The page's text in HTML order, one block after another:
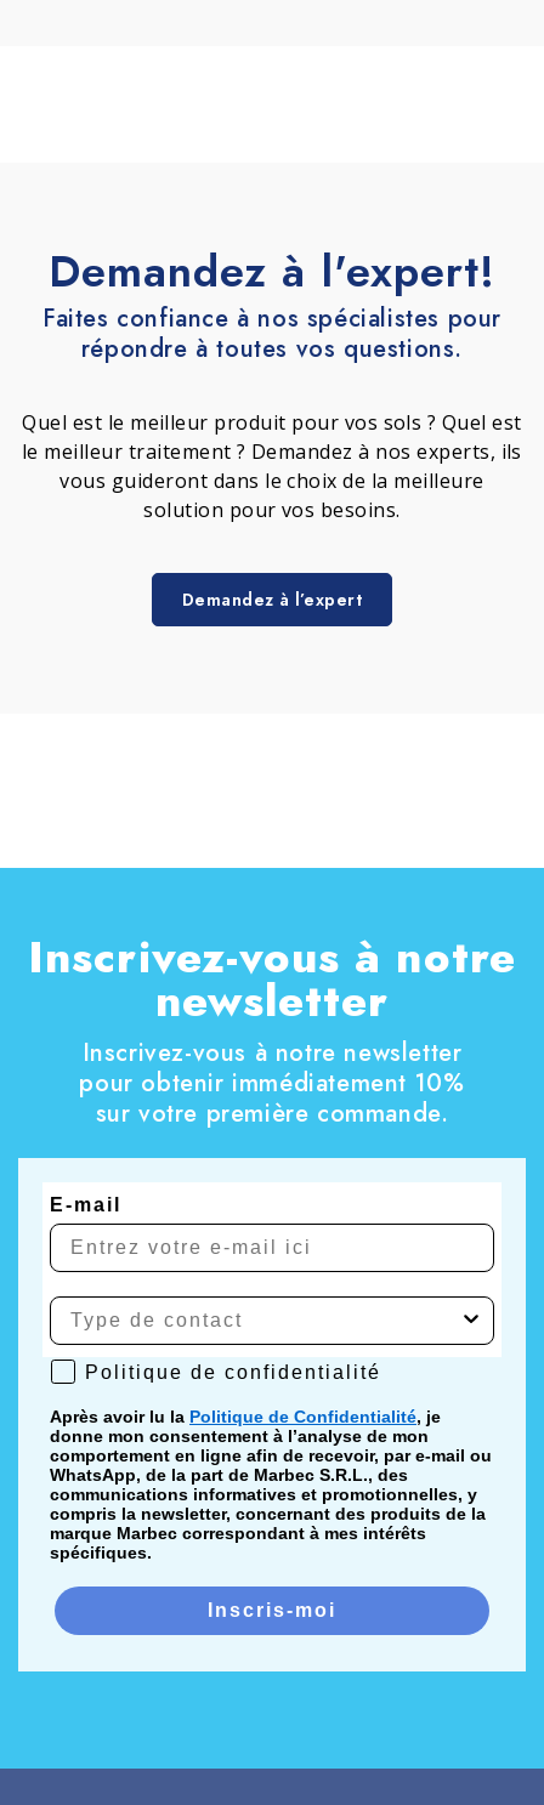
Demandez à l'expert!
Faites confiance à nos spécialistes pour
répondre à toutes vos questions.
Quel est le meilleur produit pour vos sols ? Quel est
le meilleur traitement ? Demandez à nos experts, ils
vous guideront dans le choix de la meilleure
solution pour vos besoins.
Demandez à l’expert
Inscrivez-vous à notre
newsletter
Inscrivez-vous à notre newsletter
pour obtenir immédiatement 10%
sur votre première commande.
E-mail
Politique de confidentialité
Politique de confidentialité
Après avoir lu la Politique de Confidentialité, je
donne mon consentement à l’analyse de mon
comportement en ligne afin de recevoir, par e-mail ou
WhatsApp, de la part de Marbec S.R.L., des
communications informatives et promotionnelles, y
compris la newsletter, concernant des produits de la
marque Marbec correspondant à mes intérêts
spécifiques.
Inscris-moi